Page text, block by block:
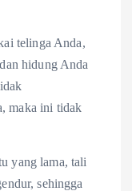
telinga Anda,
hidung Anda
maka ini tidak
yang lama, tali
sehingga